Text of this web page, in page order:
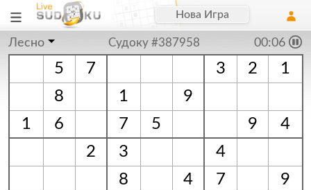
Нова Игра
Лесно Судоку #387958 00:06
5 7 3 2
1
8
1
9
1
6 7 5 9
4
2
3
4
8
4 7
9